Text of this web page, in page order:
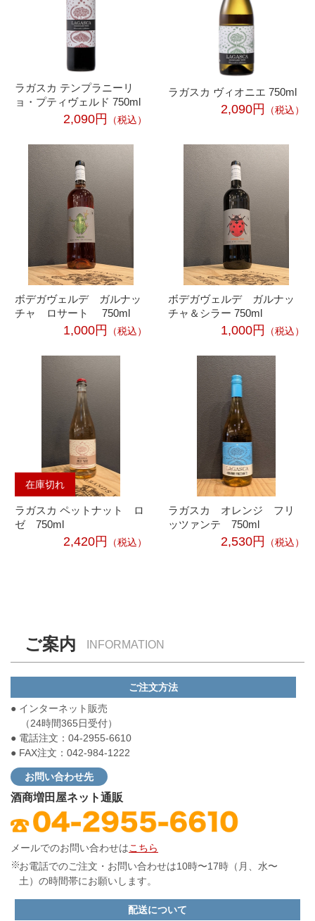
ラガスカ テンプラニーリ
ョ・プティヴェルド 750ml
2,090円 （税込）
ラガスカ ヴィオニエ 750ml
2,090円 （税込）
ボデガヴェルデ ガルナッ
チャ ロサート 750ml
1,000円 （税込）
ボデガヴェルデ ガルナッ
チャ＆シラー 750ml
1,000円 （税込）
在庫切れ
ラガスカ ペットナット ロ
ゼ 750ml
2,420円 （税込）
ラガスカ オレンジ フリ
ッツァンテ 750ml
2,530円 （税込）
ご案内 INFORMATION
ご注文方法
● インターネット販売
（24時間365日受付）
● 電話注文：04-2955-6610
● FAX注文：042-984-1222
お問い合わせ先
酒商増田屋ネット通販
メールでのお問い合わせはこちら
お電話でのご注文・お問い合わせは10時〜17時（月、水〜
土）の時間帯にお願いします。
配送について